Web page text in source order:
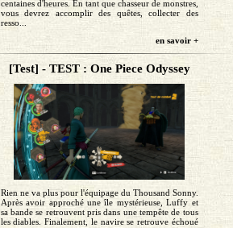
centaines d'heures. En tant que chasseur de monstres,
vous devrez accomplir des quêtes, collecter des
resso...
en savoir +
[Test] - TEST : One Piece Odyssey
Rien ne va plus pour l'équipage du Thousand Sonny.
Après avoir approché une île mystérieuse, Luffy et
sa bande se retrouvent pris dans une tempête de tous
les diables. Finalement, le navire se retrouve échoué